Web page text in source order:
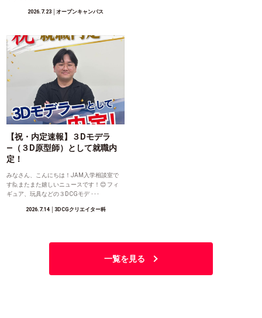
2026.7.23 │オープンキャンパス
【祝・内定速報】３Dモデラ
―（３D原型師）として就職内
定！
みなさん、こんにちは！JAM入学相談室で
す🙋またまた嬉しいニュースです！😊 フィ
ギュア、玩具などの３DCGモデ ･･･
2026.7.14│3DCGクリエイター科
一覧を見る